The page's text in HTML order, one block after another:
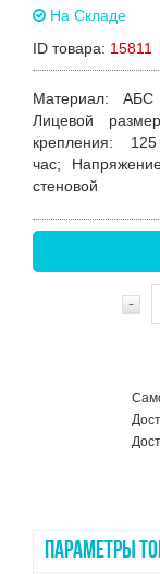
На Складе
ID товара: 15811
Материал: АБС
Лицевой размер
крепления:
час;
стеновой
-
ПАРАМЕТРЫ